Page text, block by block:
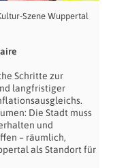
Szene Wuppertal
Schritte zur
langfristiger
Die Stadt muss
und
– räumlich,
als Standort für